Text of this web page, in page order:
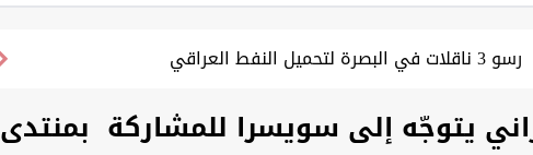
رسو 3 ناقلات في البصرة لتحميل النفط العراقي
يتوجّه إلى سويسرا للمشاركة بمنتدى